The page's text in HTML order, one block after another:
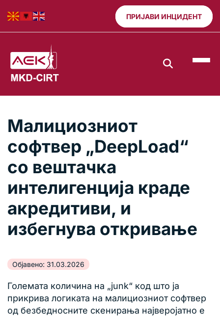
ПРИЈАВИ ИНЦИДЕНТ
Малициозниот
софтвер „DeepLoad“
со вештачка
интелигенција краде
акредитиви, и
избегнува откривање
Објавено: 31.03.2026
Големата количина на „junk“ код што ја
прикрива логиката на малициозниот софтвер
од безбедносните скенирања најверојатно е